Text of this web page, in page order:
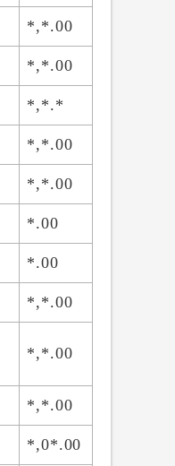
*,*.00
*,*.00
*,*.*
*,*.00
*,*.00
*.00
*.00
*,*.00
*,*.00
*,*.00
*,0*.00